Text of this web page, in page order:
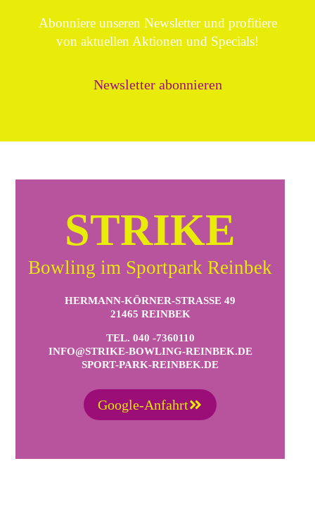
Abonniere unseren Newsletter und profitiere
von aktuellen Aktionen und Specials!
Newsletter abonnieren
STRIKE
Bowling im Sportpark Reinbek
HERMANN-KÖRNER-STRASSE 49
21465 REINBEK
TEL. 040 -7360110
INFO@STRIKE-BOWLING-REINBEK.DE
SPORT-PARK-REINBEK.DE
Google-Anfahrt